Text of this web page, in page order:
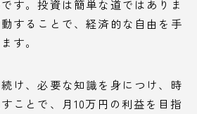
す。投資は簡単な道ではありま
することで、経済的な自由を手
す。
け、必要な知識を身につけ、時
ことで、月10万円の利益を目指